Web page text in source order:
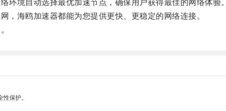
境自动选择最优加速节点，确保用户获得最佳的网络体验。
海鸥加速器都能为您提供更快、更稳定的网络连接。
保护。